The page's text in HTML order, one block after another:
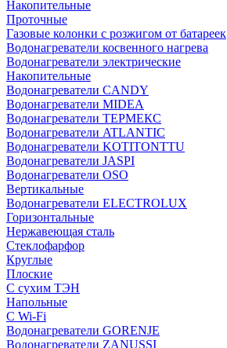
Накопительные
Проточные
Газовые колонки с розжигом от батареек
Водонагреватели косвенного нагрева
Водонагреватели электрические
Накопительные
Водонагреватели CANDY
Водонагреватели MIDEA
Водонагреватели ТЕРМЕКС
Водонагреватели ATLANTIC
Водонагреватели KOTITONTTU
Водонагреватели JASPI
Водонагреватели OSO
Вертикальные
Водонагреватели ELECTROLUX
Горизонтальные
Нержавеющая сталь
Стеклофарфор
Круглые
Плоские
С сухим ТЭН
Напольные
С Wi-Fi
Водонагреватели GORENJE
Водонагреватели ZANUSSI